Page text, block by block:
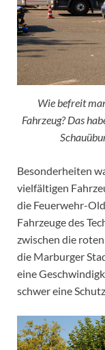
Wie befreit
Fahrzeug? Das
Besonderheiten
vielfältigen
die Feuerwehr-
Fahrzeuge des
zwischen die
die Marburger
eine
schwer eine